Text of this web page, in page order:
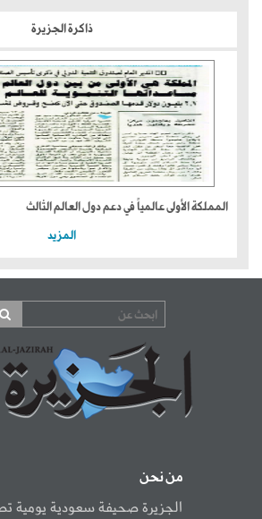
ذاكرة الجزيرة
المملكة الأولى عالمياً في دعم دول العالم الثالث
المزيد
من نحن
الجزيرة صحيفة سعودية يومية